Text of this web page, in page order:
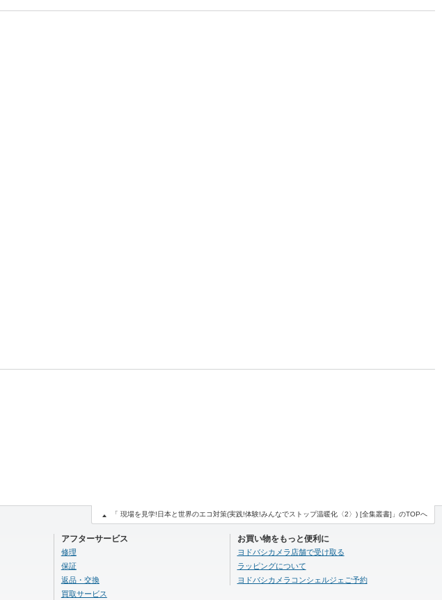
アフターサービス
修理
保証
返品・交換
買取サービス
お買い物をもっと便利に
ヨドバシカメラ店舗で受け取る
ラッピングについて
ヨドバシカメラコンシェルジェご予約
「 現場を見学!日本と世界のエコ対策(実践!体験!みんなでストップ温暖化〈2〉) [全集叢書]」のTOPへ